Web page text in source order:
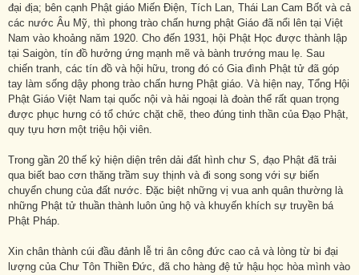
đại địa; bên cạnh Phật giáo Miến Điện, Tích Lan, Thái Lan Cam Bốt và cả
các nước Âu Mỹ, thì phong trào chấn hưng phật Giáo đã nổi lên tại Việt
Nam vào khoảng năm 1920. Cho đến 1931, hội Phật Học được thành lập
tại Saigòn, tín đồ hưởng ứng mạnh mẽ và bành trướng mau lẹ. Sau
chiến tranh, các tín đồ và hội hữu, trong đó có Gia đình Phật tử đã góp
tay làm sống dậy phong trào chấn hưng Phật giáo. Và hiện nay, Tổng Hội
Phật Giáo Việt Nam tại quốc nội và hải ngoại là đoàn thể rất quan trọng
được phục hưng có tổ chức chặt chẽ, theo đúng tinh thần của Đạo Phật,
quy tựu hơn một triệu hội viên.
Trong gần 20 thế kỷ hiện diện trên dải đất hình chư S, đạo Phật đã trải
qua biết bao cơn thăng trầm suy thịnh và đi song song với sự biến
chuyển chung của đất nước. Đặc biệt những vị vua anh quân thường là
những Phật tử thuần thành luôn ủng hộ và khuyến khích sự truyền bá
Phật Pháp.
Xin chân thành cúi đầu đảnh lễ tri ân công đức cao cả và lòng từ bi đại
lượng của Chư Tôn Thiền Đức, đã cho hàng đệ tử hậu học hòa mình vào